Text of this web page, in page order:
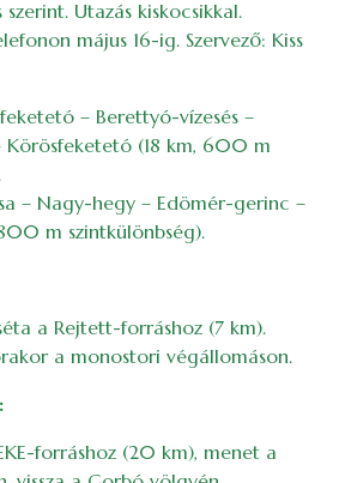
Utazás kiskocsikkal.
május 16-ig. Szervező: Kiss
– Berettyó-vízesés –
Körösfeketetó (18 km, 600 m
– Nagy-hegy – Edömér-gerinc –
m szintkülönbség).
a Rejtett-forráshoz (7 km).
a monostori végállomáson.
forráshoz (20 km), menet a